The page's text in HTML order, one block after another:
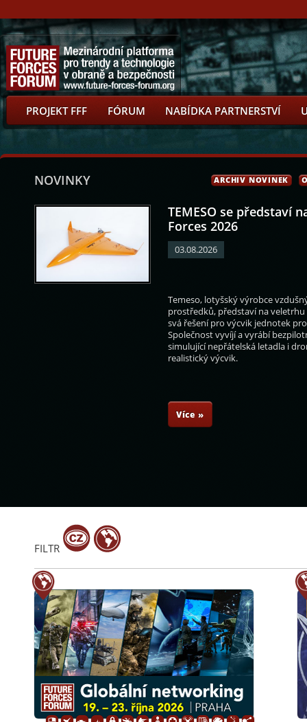
PROJEKT FFF FÓRUM NABÍDKA PARTNERSTVÍ
NOVINKY ARCHIV NOVINEK
TEMESO se představí
Forces 2026
03.08.2026
Temeso, lotyšský výrobce
prostředků, představí na veletrhu
svá řešení pro výcvik jednotek
Společnost vyvíjí a vyrábí
simulující nepřátelská letadla i
realistický výcvik.
Více »
Sidiki Kaba Lukáš Kintr
Aleš Vytečka
FILTR